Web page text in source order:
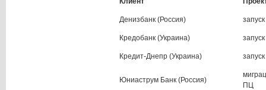
Денизбанк (Россия)
Кредобанк (Украина)
Кредит-Днепр (Украина)
Юниаструм Банк (Россия)
ПЦ